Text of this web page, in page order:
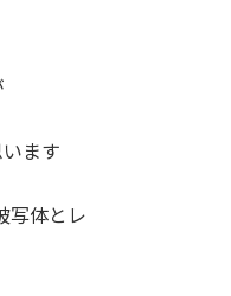
ます
写体とレ